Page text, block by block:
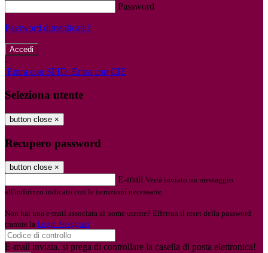
Password
Password dimenticata?
-
Entra con SPID Entra con CIE
Seleziona utente
button close ×
Recupero password
button close ×
E-mail Verrà inviato un messaggio
all'indirizzo indicato con le istruzioni necessarie.
Non hai una e-mail associata al nome utente? Effettua il reset della password
tramite la Login Spaggiari
E-mail inviata, si prega di controllare la casella di posta elettronica!